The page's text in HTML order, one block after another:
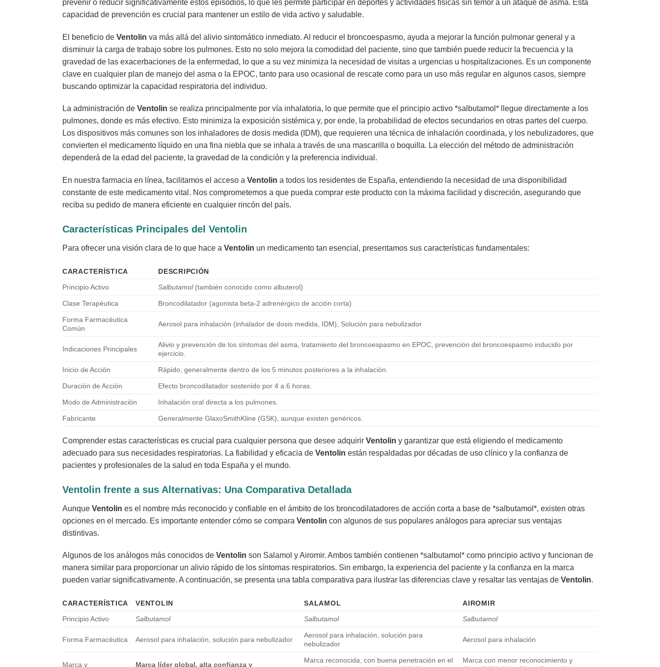
prevenir o reducir significativamente estos episodios, lo que les permite participar en deportes y actividades físicas sin temor a un ataque de asma. Esta
capacidad de prevención es crucial para mantener un estilo de vida activo y saludable.
El beneficio de Ventolin va más allá del alivio sintomático inmediato. Al reducir el broncoespasmo, ayuda a mejorar la función pulmonar general y a
disminuir la carga de trabajo sobre los pulmones. Esto no solo mejora la comodidad del paciente, sino que también puede reducir la frecuencia y la
gravedad de las exacerbaciones de la enfermedad, lo que a su vez minimiza la necesidad de visitas a urgencias u hospitalizaciones. Es un componente
clave en cualquier plan de manejo del asma o la EPOC, tanto para uso ocasional de rescate como para un uso más regular en algunos casos, siempre
buscando optimizar la capacidad respiratoria del individuo.
La administración de Ventolin se realiza principalmente por vía inhalatoria, lo que permite que el principio activo *salbutamol* llegue directamente a los
pulmones, donde es más efectivo. Esto minimiza la exposición sistémica y, por ende, la probabilidad de efectos secundarios en otras partes del cuerpo.
Los dispositivos más comunes son los inhaladores de dosis medida (IDM), que requieren una técnica de inhalación coordinada, y los nebulizadores, que
convierten el medicamento líquido en una fina niebla que se inhala a través de una mascarilla o boquilla. La elección del método de administración
dependerá de la edad del paciente, la gravedad de la condición y la preferencia individual.
En nuestra farmacia en línea, facilitamos el acceso a Ventolin a todos los residentes de España, entendiendo la necesidad de una disponibilidad
constante de este medicamento vital. Nos comprometemos a que pueda comprar este producto con la máxima facilidad y discreción, asegurando que
reciba su pedido de manera eficiente en cualquier rincón del país.
Características Principales del Ventolin
Para ofrecer una visión clara de lo que hace a Ventolin un medicamento tan esencial, presentamos sus características fundamentales:
CARACTERÍSTICA
DESCRIPCIÓN
Principio Activo
Salbutamol(también conocido como albuterol)
Clase Terapéutica Broncodilatador (agonista beta-2 adrenérgico de acción corta)
Forma Farmacéutica
Común
Aerosol para inhalación (inhalador de dosis medida, IDM), Solución para nebulizador
Indicaciones Principales
Alivio y prevención de los síntomas del asma, tratamiento del broncoespasmo en EPOC, prevención del broncoespasmo inducido por
ejercicio.
Inicio de Acción Rápido, generalmente dentro de los 5 minutos posteriores a la inhalación.
Duración de Acción Efecto broncodilatador sostenido por 4 a 6 horas.
Modo de Administración Inhalación oral directa a los pulmones.
Fabricante Generalmente GlaxoSmithKline (GSK), aunque existen genéricos.
Comprender estas características es crucial para cualquier persona que desee adquirir Ventolin y garantizar que está eligiendo el medicamento
adecuado para sus necesidades respiratorias. La fiabilidad y eficacia de Ventolin están respaldadas por décadas de uso clínico y la confianza de
pacientes y profesionales de la salud en toda España y el mundo.
Ventolin frente a sus Alternativas: Una Comparativa Detallada
Aunque Ventolin es el nombre más reconocido y confiable en el ámbito de los broncodilatadores de acción corta a base de *salbutamol*, existen otras
opciones en el mercado. Es importante entender cómo se compara Ventolin con algunos de sus populares análogos para apreciar sus ventajas
distintivas.
Algunos de los análogos más conocidos de Ventolin son Salamol y Airomir. Ambos también contienen *salbutamol* como principio activo y funcionan de
manera similar para proporcionar un alivio rápido de los síntomas respiratorios. Sin embargo, la experiencia del paciente y la confianza en la marca
pueden variar significativamente. A continuación, se presenta una tabla comparativa para ilustrar las diferencias clave y resaltar las ventajas de Ventolin.
CARACTERÍSTICA VENTOLIN SALAMOL
AIROMIR
Principio Activo
Salbutamol Salbutamol Salbutamol
Forma Farmacéutica Aerosol para inhalación, solución para nebulizador
Aerosol para inhalación, solución para
nebulizador
Aerosol para inhalación
Marca y Marca líder global, alta confianza y
Marca reconocida, con buena penetración en el
Marca con menor reconocimiento y